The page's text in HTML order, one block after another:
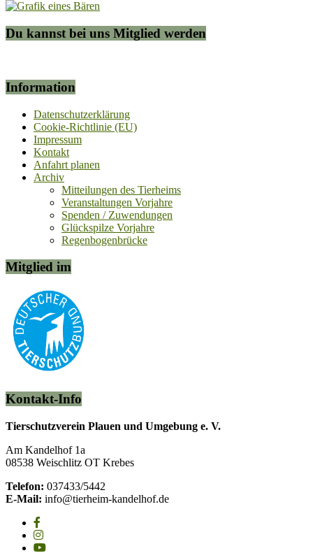
Du kannst bei uns Mitglied werden
Information
Datenschutzerklärung
Cookie-Richtlinie (EU)
Impressum
Kontakt
Anfahrt planen
Archiv
Mitteilungen des Tierheims
Veranstaltungen Vorjahre
Spenden / Zuwendungen
Glückspilze Vorjahre
Regenbogenbrücke
Mitglied im
Kontakt-Info
Tierschutzverein Plauen und Umgebung e. V.
Am Kandelhof 1a
08538 Weischlitz OT Krebes
Telefon: 037433/5442
E-Mail: info@tierheim-kandelhof.de